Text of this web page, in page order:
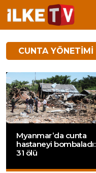
CUNTA YÖNETIMI
Myanmar’da cunta
hastaneyi bombaladı:
31 ölü